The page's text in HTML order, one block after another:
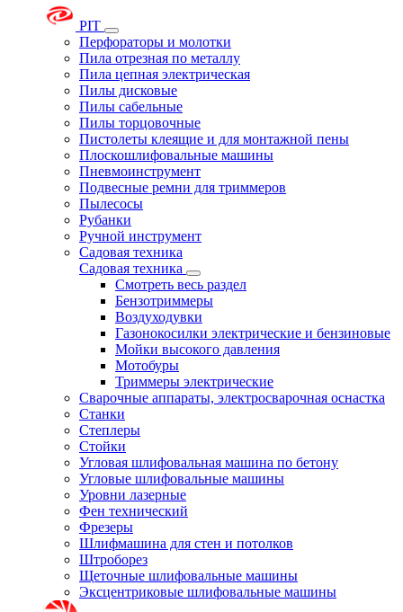
PIT
Перфораторы и молотки
Пила отрезная по металлу
Пила цепная электрическая
Пилы дисковые
Пилы сабельные
Пилы торцовочные
Пистолеты клеящие и для монтажной пены
Плоскошлифовальные машины
Пневмоинструмент
Подвесные ремни для триммеров
Пылесосы
Рубанки
Ручной инструмент
Садовая техника
Садовая техника
Смотреть весь раздел
Бензотриммеры
Воздуходувки
Газонокосилки электрические и бензиновые
Мойки высокого давления
Мотобуры
Триммеры электрические
Сварочные аппараты, электросварочная оснастка
Станки
Степлеры
Стойки
Угловая шлифовальная машина по бетону
Угловые шлифовальные машины
Уровни лазерные
Фен технический
Фрезеры
Шлифмашина для стен и потолков
Штроборез
Щеточные шлифовальные машины
Эксцентриковые шлифовальные машины